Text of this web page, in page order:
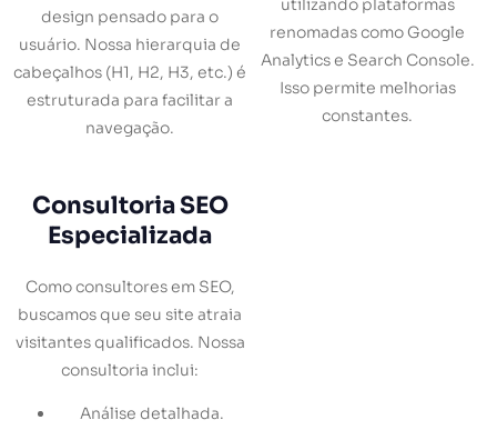
design pensado para o
usuário. Nossa hierarquia de
cabeçalhos (H1, H2, H3, etc.) é
estruturada para facilitar a
navegação.
renomadas como Google
Analytics e Search Console.
Isso permite melhorias
constantes.
Consultoria SEO
Especializada
Como consultores em SEO,
buscamos que seu site atraia
visitantes qualificados. Nossa
consultoria inclui:
Análise detalhada.